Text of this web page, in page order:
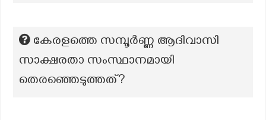
കേരളത്തെ സമ്പൂർണ്ണ ആദിവാസി
സാക്ഷരതാ സംസ്ഥാനമായി
തെരഞ്ഞെടുത്തത്?